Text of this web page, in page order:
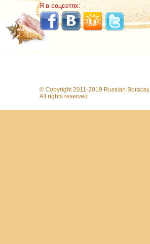
Я в соцсетях:
© Copyright 2011-2019 Russian Boracay.
All rights reserved